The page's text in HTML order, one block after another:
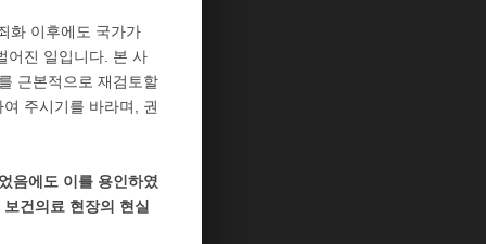
화 이후에도 국가가
어진 일입니다. 본 사
근본적으로 재검토할
주시기를 바라며, 권
음에도 이를 용인하였
건의료 현장의 현실